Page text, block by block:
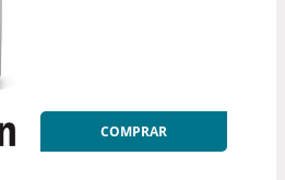
COMPRAR